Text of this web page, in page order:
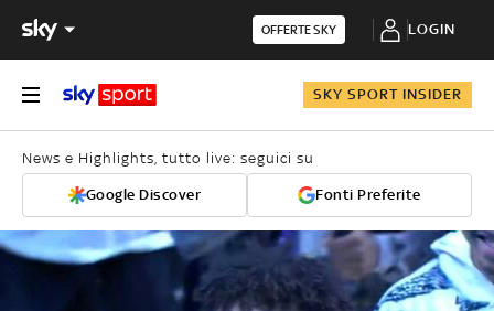
OFFERTE SKY LOGIN
SKY SPORT INSIDER
News e Highlights, tutto live: seguici su
Google Discover Fonti Preferite